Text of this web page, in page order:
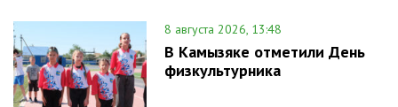
8 августа 2026, 13:48
В Камызяке отметили День
физкультурника